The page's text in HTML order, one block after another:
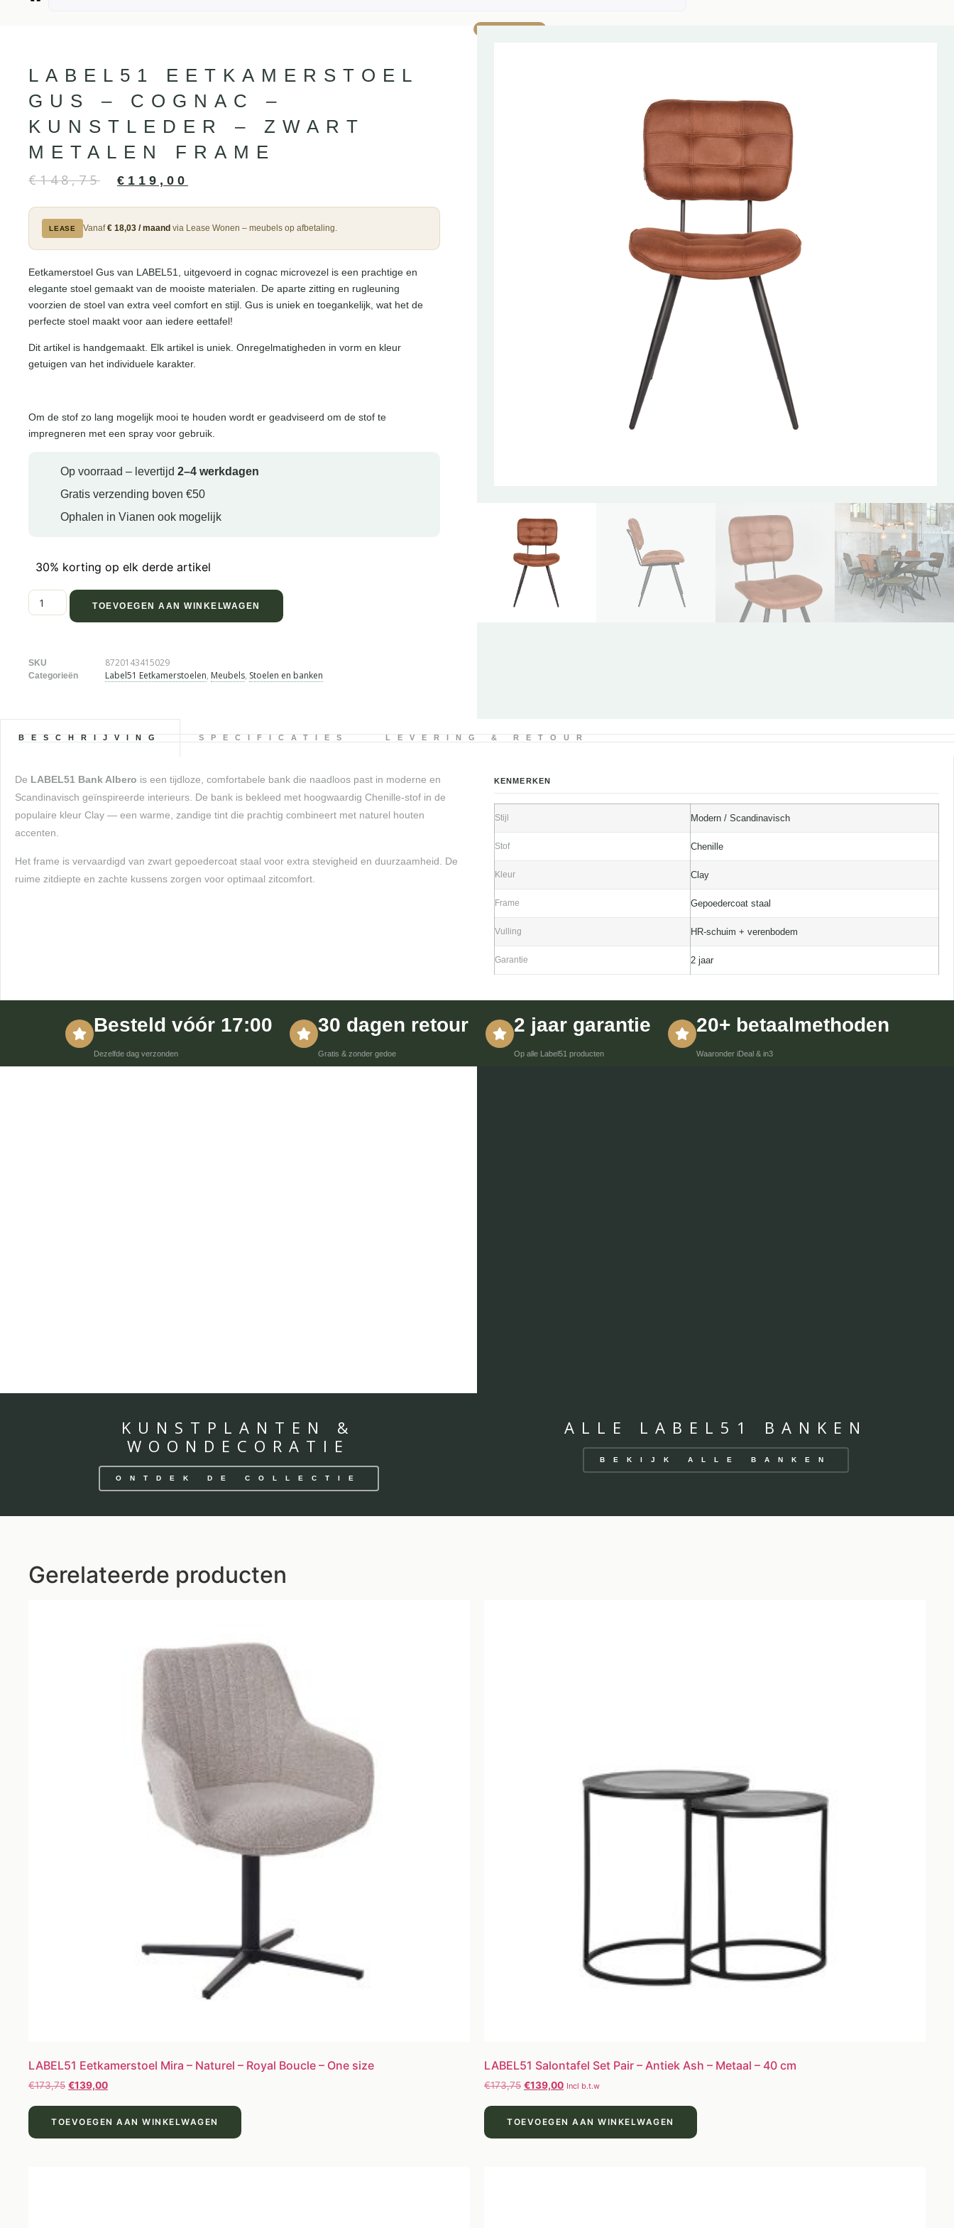
LABEL51 EETKAMERSTOEL
GUS – COGNAC –
KUNSTLEDER – ZWART
METALEN FRAME
€148,75 € 119,00
LEASE Vanaf€ 18,03 / maand via Lease Wonen – meubels op afbetaling.
Eetkamerstoel Gus van LABEL51, uitgevoerd in cognac microvezel is een prachtige en
elegante stoel gemaakt van de mooiste materialen. De aparte zitting en rugleuning
voorzien de stoel van extra veel comfort en stijl. Gus is uniek en toegankelijk, wat het de
perfecte stoel maakt voor aan iedere eettafel!
Dit artikel is handgemaakt. Elk artikel is uniek. Onregelmatigheden in vorm en kleur
getuigen van het individuele karakter.
Om de stof zo lang mogelijk mooi te houden wordt er geadviseerd om de stof te
impregneren met een spray voor gebruik.
Op voorraad – levertijd 2–4 werkdagen
Gratis verzending boven €50
Ophalen in Vianen ook mogelijk
30% korting op elk derde artikel
TOEVOEGEN AAN WINKELWAGEN
SKU 8720143415029
Categorieën Label51 Eetkamerstoelen, Meubels, Stoelen en banken
BESCHRIJVING SPECIFICATIES LEVERING & RETOUR
De LABEL51 Bank Albero is een tijdloze, comfortabele bank die naadloos past in moderne en
Scandinavisch geïnspireerde interieurs. De bank is bekleed met hoogwaardig Chenille-stof in de
populaire kleur Clay — een warme, zandige tint die prachtig combineert met naturel houten
accenten.
Het frame is vervaardigd van zwart gepoedercoat staal voor extra stevigheid en duurzaamheid. De
ruime zitdiepte en zachte kussens zorgen voor optimaal zitcomfort.
KENMERKEN
Stijl Modern / Scandinavisch
Stof Chenille
Kleur Clay
Frame Gepoedercoat staal
Vulling HR-schuim + verenbodem
Garantie 2 jaar
Besteld vóór 17:00
Dezelfde dag verzonden
30 dagen retour
Gratis & zonder gedoe
2 jaar garantie
Op alle Label51 producten
20+ betaalmethoden
Waaronder iDeal & in3
KUNSTPLANTEN &
WOONDECORATIE
ONTDEK DE COLLECTIE
ALLE LABEL51 BANKEN
BEKIJK ALLE BANKEN
Gerelateerde producten
LABEL51 Eetkamerstoel Mira – Naturel – Royal Boucle – One size
€173,75 €139,00
TOEVOEGEN AAN WINKELWAGEN
LABEL51 Salontafel Set Pair – Antiek Ash – Metaal – 40 cm
€173,75 €139,00 Incl b.t.w
TOEVOEGEN AAN WINKELWAGEN